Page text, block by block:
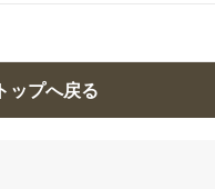
ップへ戻る